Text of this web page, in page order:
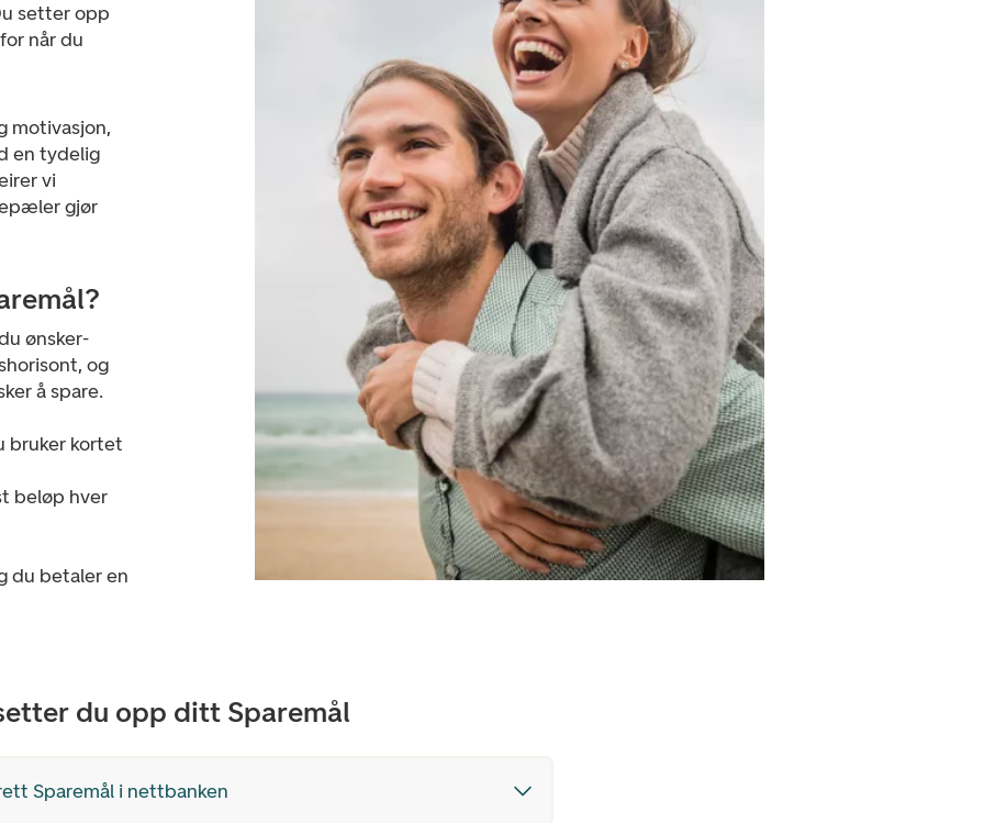
setter opp
når du
motivasjon,
en tydelig
vi
gjør
ønsker-
og
å spare.
bruker kortet
beløp hver
du betaler en
du opp ditt Sparemål
Sparemål i nettbanken